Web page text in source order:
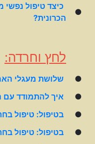
●
כיצד טיפול
הכרונית?
לחץ וחרדה:
●
שלושת מעגלי
●
איך להתמודד עם
●
בטיפול: טיפול
●
בטיפול: טיפול